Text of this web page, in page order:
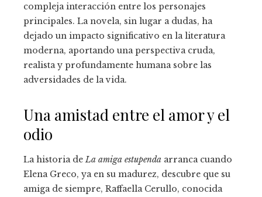
compleja interacción entre los personajes
principales. La novela, sin lugar a dudas, ha
dejado un impacto significativo en la literatura
moderna, aportando una perspectiva cruda,
realista y profundamente humana sobre las
adversidades de la vida.
Una amistad entre el amor y el
odio
La historia de La amiga estupenda arranca cuando
Elena Greco, ya en su madurez, descubre que su
amiga de siempre, Raffaella Cerullo, conocida